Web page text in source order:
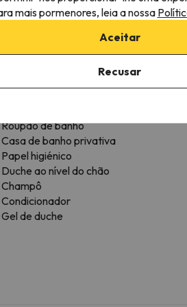
quarto.
Casa de banho
Roupão de banho
Casa de banho privativa
Papel higiénico
Duche ao nível do chão
Champô
Condicionador
Gel de duche
mais pormenores, leia a nossa
Aceitar
Recusar